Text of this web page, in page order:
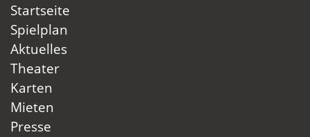
Startseite
Spielplan
Aktuelles
Theater
Karten
Mieten
Presse